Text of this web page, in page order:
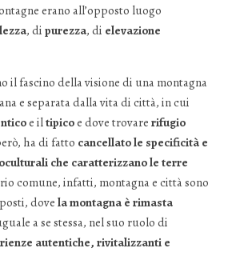
erano all’opposto luogo
, di purezza, di elevazione
il fascino della visione di una montagna
e separata dalla vita di città, in cui
e iltipicoe dove trovare rifugio
ha di fatto cancellato le specificità e
che caratterizzano le terre
comune, infatti, montagna e città sono
dove la montagna è rimasta
a se stessa, nel suo ruolo di
autentiche, rivitalizzanti e